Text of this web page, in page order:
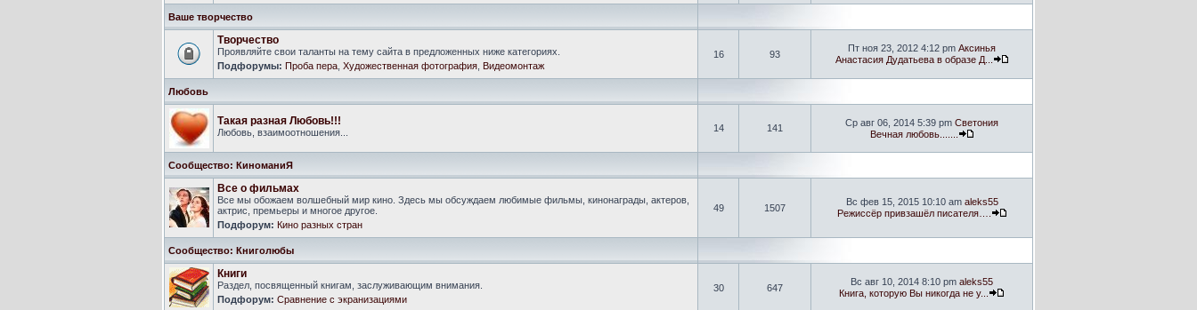
Ваше творчество
Творчество
Проявляйте свои таланты на тему сайта в предложенных ниже категориях.
Подфорумы: Проба пера Художественная фотография Видеомонтаж
16 93
Пт ноя 23, 2012 4:12 pm Аксинья
Анастасия Дудатьева в образе Д...
Любовь
Такая разная Любовь!!!
Любовь, взаимоотношения... 14 141 Ср авг 06, 2014 5:39 pm Светония
Вечная любовь.......
Сообщество: КиноманиЯ
Все о фильмах
Все мы обожаем волшебный мир кино. Здесь мы обсуждаем любимые фильмы, кинонаграды, актеров,
актрис, премьеры и многое другое.
Подфорум: Кино разных стран
49 1507
Вс фев 15, 2015 10:10 am aleks55
Режиссёр привзашёл писателя….
Сообщество: Книголюбы
Книги
Раздел, посвященный книгам, заслуживающим внимания.
Подфорум: Сравнение с экранизациями
30 647
Вс авг 10, 2014 8:10 pm aleks55
Книга, которую Вы никогда не у...